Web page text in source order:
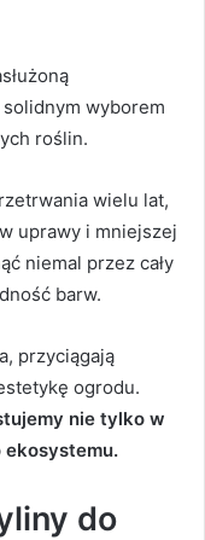
wyborem
roślin.
wielu lat,
uprawy i mniejszej
niemal przez cały
barw.
przyciągają
ogrodu.
nie tylko w
do